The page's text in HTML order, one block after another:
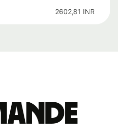
2602,81 INR